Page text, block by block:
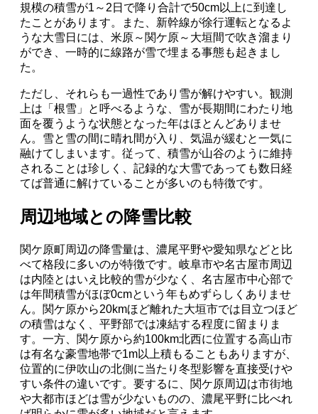
規模の積雪が1～2日で降り合計で50cm以上に到達し
たことがあります。また、新幹線が徐行運転となるよ
うな大雪日には、米原～関ケ原～大垣間で吹き溜まり
ができ、一時的に線路が雪で埋まる事態も起きまし
た。
ただし、それらも一過性であり雪が解けやすい。観測
上は「根雪」と呼べるような、雪が長期間にわたり地
面を覆うような状態となった年はほとんどありませ
ん。雪と雪の間に晴れ間が入り、気温が緩むと一気に
融けてしまいます。従って、積雪が山谷のように維持
されることは珍しく、記録的な大雪であっても数日経
てば普通に解けていることが多いのも特徴です。
周辺地域との降雪比較
関ケ原町周辺の降雪量は、濃尾平野や愛知県などと比
べて格段に多いのが特徴です。岐阜市や名古屋市周辺
は内陸とはいえ比較的雪が少なく、名古屋市中心部で
は年間積雪がほぼ0cmという年もめずらしくありませ
ん。関ケ原から20kmほど離れた大垣市では目立つほど
の積雪はなく、平野部では凍結する程度に留まりま
す。一方、関ケ原から約100km北西に位置する高山市
は有名な豪雪地帯で1m以上積もることもありますが、
位置的に伊吹山の北側に当たり冬型影響を直接受けや
すい条件の違いです。要するに、関ケ原周辺は市街地
や大都市ほどは雪が少ないものの、濃尾平野に比べれ